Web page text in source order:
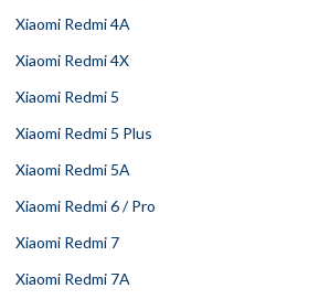
Xiaomi Redmi 4A
Xiaomi Redmi 4X
Xiaomi Redmi 5
Xiaomi Redmi 5 Plus
Xiaomi Redmi 5A
Xiaomi Redmi 6 / Pro
Xiaomi Redmi 7
Xiaomi Redmi 7A